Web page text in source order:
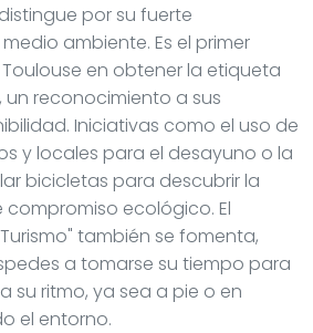
por su fuerte
ambiente. Es el primer
en obtener la etiqueta
reconocimiento a sus
Iniciativas como el uso de
y locales para el desayuno o la
bicicletas para descubrir la
ecológico. El
también se fomenta,
a tomarse su tiempo para
su ritmo, ya sea a pie o en
el entorno.